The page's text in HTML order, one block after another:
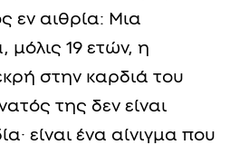
εν αιθρία: Μια
19 ετών, η
στην καρδιά του
της δεν είναι
είναι ένα αίνιγμα που